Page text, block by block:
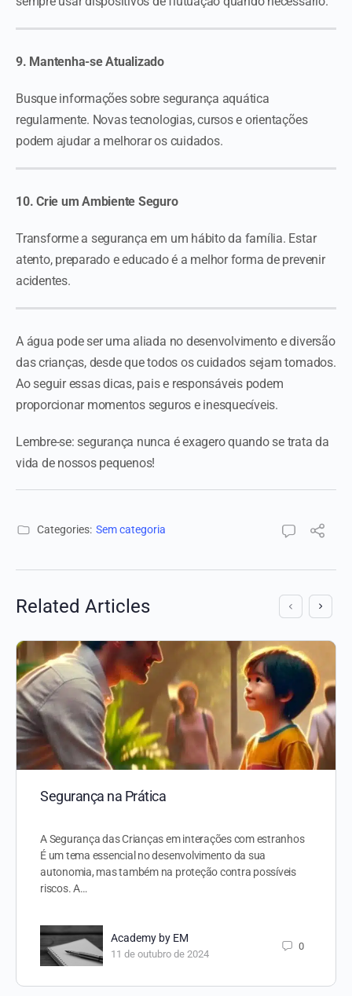
9. Mantenha-se Atualizado
Busque informações sobre segurança aquática
regularmente. Novas tecnologias, cursos e orientações
podem ajudar a melhorar os cuidados.
10. Crie um Ambiente Seguro
Transforme a segurança em um hábito da família. Estar
atento, preparado e educado é a melhor forma de prevenir
acidentes.
A água pode ser uma aliada no desenvolvimento e diversão
das crianças, desde que todos os cuidados sejam tomados.
Ao seguir essas dicas, pais e responsáveis podem
proporcionar momentos seguros e inesquecíveis.
Lembre-se: segurança nunca é exagero quando se trata da
vida de nossos pequenos!
Categories: Sem categoria
Related Articles
Segurança na Prática
A Segurança das Crianças em interações com estranhos
É um tema essencial no desenvolvimento da sua
autonomia, mas também na proteção contra possíveis
riscos. A…
Academy by EM
11 de outubro de 2024
0